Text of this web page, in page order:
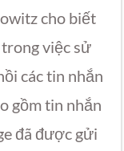
cho biết
việc sử
các tin nhắn
gồm tin nhắn
đã được gửi